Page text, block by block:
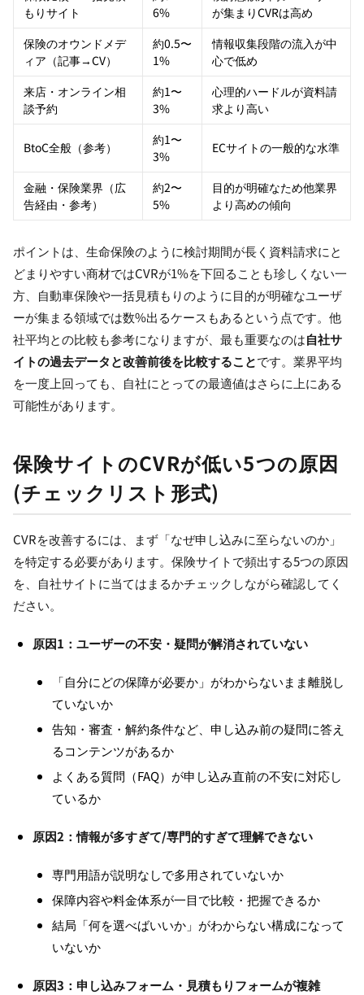
もりサイト
6%
が集まりCVRは高め
保険のオウンドメデ
ィア（記事→CV）
約0.5〜
1%
情報収集段階の流入が中
心で低め
来店・オンライン相
談予約
約1〜
3%
心理的ハードルが資料請
求より高い
BtoC全般（参考）
約1〜
3%
ECサイトの一般的な水準
金融・保険業界（広
告経由・参考）
約2〜
5%
目的が明確なため他業界
より高めの傾向
ポイントは、生命保険のように検討期間が長く資料請求にと
どまりやすい商材ではCVRが1%を下回ることも珍しくない一
方、自動車保険や一括見積もりのように目的が明確なユーザ
ーが集まる領域では数%出るケースもあるという点です。他
社平均との比較も参考になりますが、最も重要なのは自社サ
イトの過去データと改善前後を比較することです。業界平均
を一度上回っても、自社にとっての最適値はさらに上にある
可能性があります。
保険サイトのCVRが低い5つの原因
(チェックリスト形式)
CVRを改善するには、まず「なぜ申し込みに至らないのか」
を特定する必要があります。保険サイトで頻出する5つの原因
を、自社サイトに当てはまるかチェックしながら確認してく
ださい。
原因1：ユーザーの不安・疑問が解消されていない
「自分にどの保障が必要か」がわからないまま離脱し
ていないか
告知・審査・解約条件など、申し込み前の疑問に答え
るコンテンツがあるか
よくある質問（FAQ）が申し込み直前の不安に対応し
ているか
原因2：情報が多すぎて/専門的すぎて理解できない
専門用語が説明なしで多用されていないか
保障内容や料金体系が一目で比較・把握できるか
結局「何を選べばいいか」がわからない構成になって
いないか
原因3：申し込みフォーム・見積もりフォームが複雑